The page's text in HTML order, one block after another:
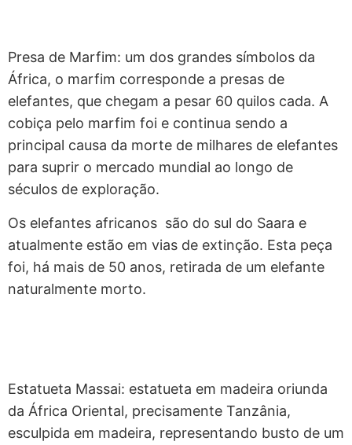
Presa de Marfim: um dos grandes símbolos da
África, o marfim corresponde a presas de
elefantes, que chegam a pesar 60 quilos cada. A
cobiça pelo marfim foi e continua sendo a
principal causa da morte de milhares de elefantes
para suprir o mercado mundial ao longo de
séculos de exploração.
Os elefantes africanos são do sul do Saara e
atualmente estão em vias de extinção. Esta peça
foi, há mais de 50 anos, retirada de um elefante
naturalmente morto.
Estatueta Massai: estatueta em madeira oriunda
da África Oriental, precisamente Tanzânia,
esculpida em madeira, representando busto de um